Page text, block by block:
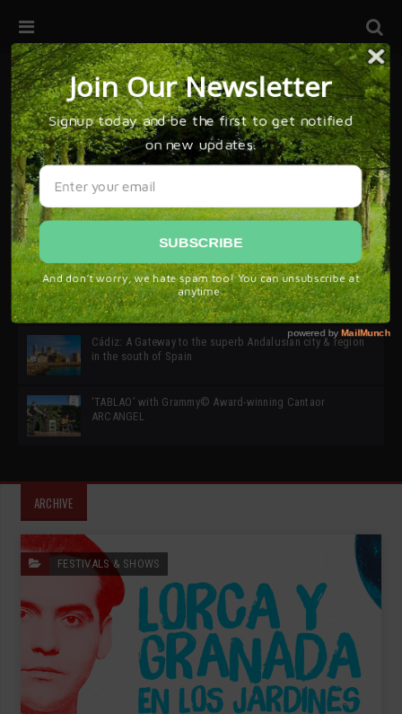
32ª edición de Ciutat Flamenco 2026 * 16 – 25 Octubre,
SIMOF 30 Edition 2025 * ‘We are all SIMOF’
Cádiz: A Gateway to the superb Andalusian city & region
in the south of Spain
‘TABLAO’ with Grammy© Award-winning Cantaor
ARCANGEL
ARCHIVE
FESTIVALS & SHOWS